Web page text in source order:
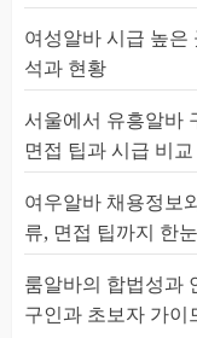
여성알바 시급 높은
석과 현황
서울에서 유흥알바
면접 팁과 시급 비교
여우알바 채용정보
류, 면접 팁까지 한
룸알바의 합법성과
구인과 초보자 가이